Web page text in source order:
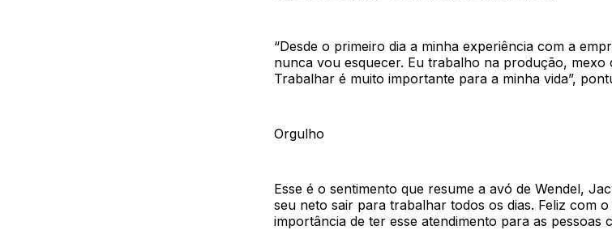
“Desde o primeiro dia a minha experiência com a
nunca vou esquecer. Eu trabalho na produção, mexo
Trabalhar é muito importante para a minha vida”,
Orgulho
Esse é o sentimento que resume a avó de Wendel,
seu neto sair para trabalhar todos os dias. Feliz com
importância de ter esse atendimento para as pessoas